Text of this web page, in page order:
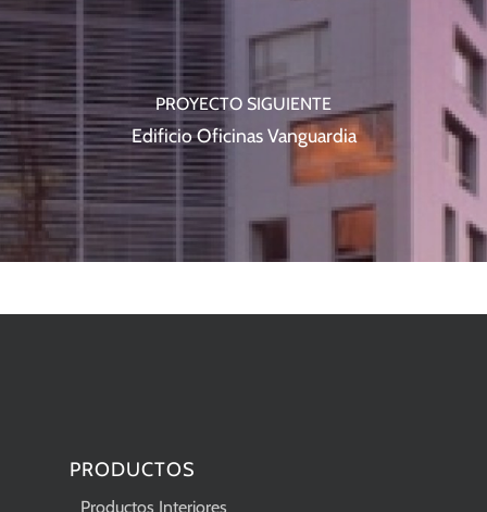
PROYECTO SIGUIENTE
Edificio Oficinas Vanguardia
PRODUCTOS
Productos Interiores